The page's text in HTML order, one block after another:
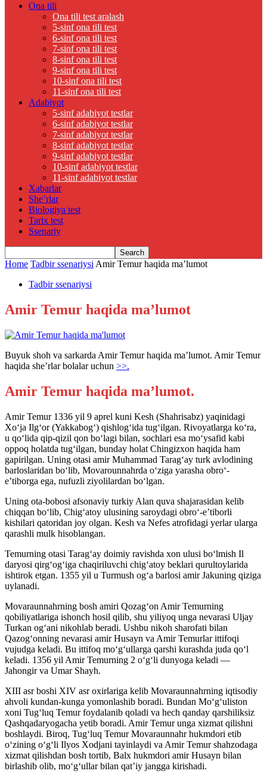
Ona tili
Ona tili test aralash
5-sinf ona tili test
6-sinf ona tili test
7-sinf ona tili test
8-sinf ona tili test
9-sinf ona tili test
10-sinf ona tili test
11-sinf ona tili test
Adabiyot
5-sinf adabiyot testlar
6-sinf adabiyot testlar
7-sinf adabiyot testlar
8-sinf adabiyot testlar
9-sinf adabiyot testlar
10-sinf adabiyot testlar
11-sinf adabiyot testlar
Xabarlar
She’rlar
Biologiya test
Tarix test
Ssenariy
Home Tadbir ssenariysi Amir Temur haqida ma’lumot
Tadbir ssenariysi
Amir Temur haqida ma’lumot
Buyuk shoh va sarkarda Amir Temur haqida ma’lumot. Amir Temur
haqida she’rlar bolalar uchun >>.
Amir Temur haqida ma’lumot.
Amir Temur 1336 yil 9 aprel kuni Kesh (Shahrisabz) yaqinidagi
Xo‘ja Ilg‘or (Yakkabog‘) qishlog‘ida tug‘ilgan. Rivoyatlarga ko‘ra,
u qo‘lida qip-qizil qon bo‘lagi bilan, sochlari esa mo‘ysafid kabi
oppoq holatda tug‘ilgan, bunday holat Chingizxon haqida ham
gapirilgan. Uning otasi amir Muhammad Tarag‘ay turk avlodining
barloslaridan bo‘lib, Movarounnahrda o‘ziga yarasha obro‘-
e’tiborga ega, nufuzli ziyolilardan bo‘lgan.
Uning ota-bobosi afsonaviy turkiy Alan quva shajarasidan kelib
chiqqan bo‘lib, Chig‘atoy ulusining saroydagi obro‘-e’tiborli
kishilari qatoridan joy olgan. Kesh va Nefes atrofidagi yerlar ularga
qarashli mulk hisoblangan.
Temurning otasi Tarag‘ay doimiy ravishda xon ulusi bo‘lmish Il
daryosi qirg‘og‘iga chaqiriluvchi chig‘atoy beklari qurultoylarida
ishtirok etgan. 1355 yil u Turmush og‘a barlosi amir Jakuning qiziga
uylanadi.
Movaraunnahrning bosh amiri Qozag‘on Amir Temurning
qobiliyatlariga ishonch hosil qilib, shu yiliyoq unga nevarasi Uljay
Turkan og‘ani nikohlab beradi. Ushbu nikoh sharofati bilan
Qazog‘onning nevarasi amir Husayn va Amir Temurlar ittifoqi
vujudga keladi. Bu ittifoq mo‘g‘ullarga qarshi kurashda juda qo‘l
keladi. 1356 yil Amir Temurning 2 o‘g‘li dunyoga keladi —
Jahongir va Umar Shayh.
XIII asr boshi XIV asr oxirlariga kelib Movaraunnahrning iqtisodiy
ahvoli kundan-kunga yomonlashib boradi. Bundan Mo‘g‘uliston
xoni Tug‘luq Temur foydalanib qoladi va hech qanday qarshiliksiz
Qashqadaryogacha yetib boradi. Amir Temur unga xizmat qilishni
boshlaydi. Biroq, Tug‘luq Temur Movaraunnahr hukmdori etib
o‘zining o‘g‘li Ilyos Xodjani tayinlaydi va Amir Temur shahzodaga
xizmat qilishdan bosh tortib, Balx hukmdori amir Husayn bilan
birlashib olib, mo‘g‘ullar bilan qat’iy jangga kirishadi.